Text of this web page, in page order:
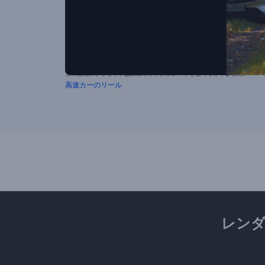
この動画のプリセットは次に示すテンプレートを使って作りました。
高速カーのリール
レン